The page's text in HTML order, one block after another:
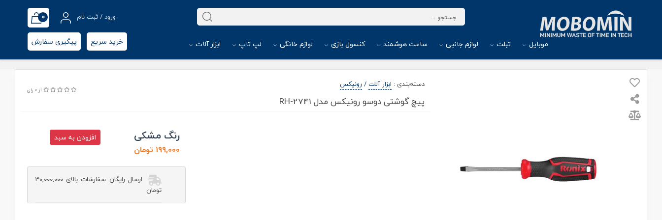
ورود / ثبت نام 0
موبایل تبلت لوازم جانبی ساعت هوشمند کنسول بازی لوازم خانگی لپ تاپ ابزار آلات خرید سریع پیگیری سفارش
دسته‌بندی : ابزار آلات/ رونیکس
پیچ گوشتی دوسو رونیکس مدل RH-2741
از 0 رای
رنگ مشکی
199,000 تومان
افزودن به سبد
ارسال رایگان سفارشات بالای 30,000,000
تومان